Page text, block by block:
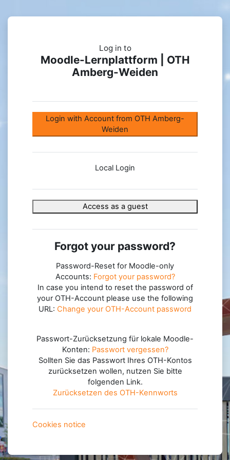
Log in to
Moodle-Lernplattform | OTH
Amberg-Weiden
Log in to Moodle-
Login with Account from OTH Amberg-
Weiden
Local Login
Username
Password
Lost password?
Access as a guest
Forgot your password?
Password-Reset for Moodle-only
Accounts: Forgot your password?
In case you intend to reset the password of
your OTH-Account please use the following
URL: Change your OTH-Account password
Passwort-Zurücksetzung für lokale Moodle-
Konten: Passwort vergessen?
Sollten Sie das Passwort Ihres OTH-Kontos
zurücksetzen wollen, nutzen Sie bitte
folgenden Link.
Zurücksetzen des OTH-Kennworts
Cookies notice